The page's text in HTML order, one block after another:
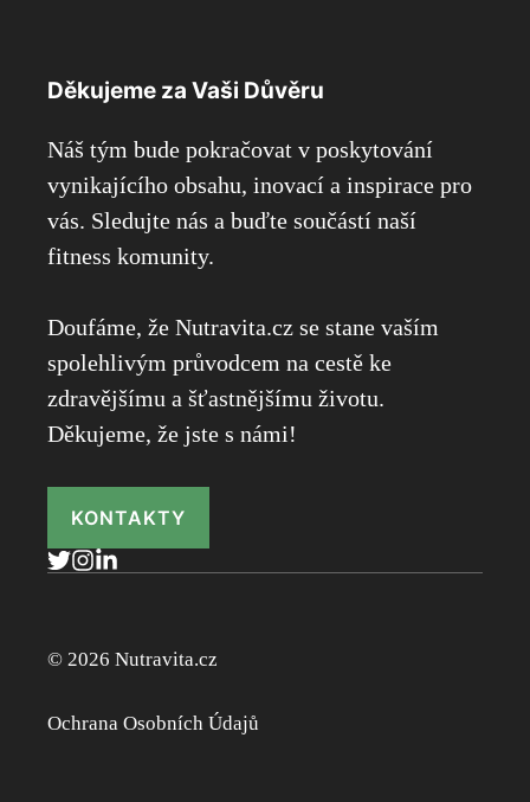
Děkujeme za Vaši Důvěru
Náš tým bude pokračovat v poskytování
vynikajícího obsahu, inovací a inspirace pro
vás. Sledujte nás a buďte součástí naší
fitness komunity.
Doufáme, že Nutravita.cz se stane vaším
spolehlivým průvodcem na cestě ke
zdravějšímu a šťastnějšímu životu.
Děkujeme, že jste s námi!
KONTAKTY
© 2026 Nutravita.cz
Ochrana Osobních Údajů